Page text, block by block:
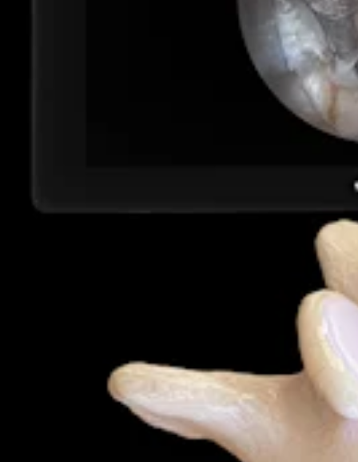
Far Lateral Transforaminal Endoscopic Lumbar
Endoscopic Trans-SAP Approach for Lumbar